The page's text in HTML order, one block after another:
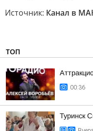
Источник: Канал в
ТОП
00:36
Туринск